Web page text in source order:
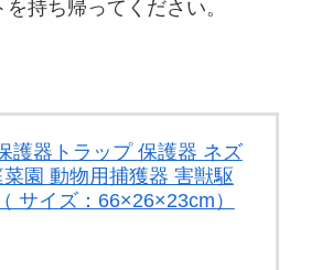
持ち帰ってください。
護器トラップ 保護器 ネズ
園 動物用捕獲器 害獣駆
サイズ：66×26×23cm）